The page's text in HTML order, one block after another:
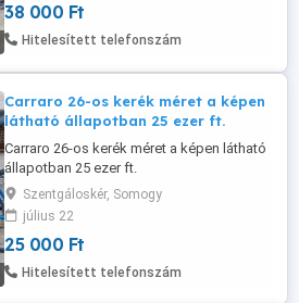
38 000 Ft
Hitelesített telefonszám
Carraro 26-os kerék méret a képen
látható állapotban 25 ezer ft.
Carraro 26-os kerék méret a képen látható
állapotban 25 ezer ft.
Szentgáloskér, Somogy
július 22
25 000 Ft
Hitelesített telefonszám